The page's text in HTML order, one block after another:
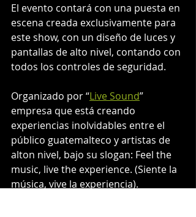
El evento contará con una puesta en
escena creada exclusivamente para
este show, con un diseño de luces y
pantallas de alto nivel, contando con
todos los controles de seguridad.
Organizado por “Live Sound”
empresa que está creando
experiencias inolvidables entre el
público guatemalteco y artistas de
alton nivel, bajo su slogan: Feel the
music, live the experience. (Siente la
música, vive la experiencia).